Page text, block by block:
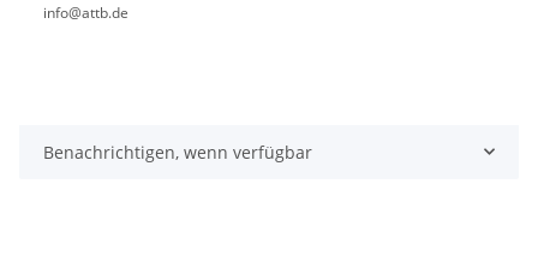
info@attb.de
Benachrichtigen, wenn verfügbar